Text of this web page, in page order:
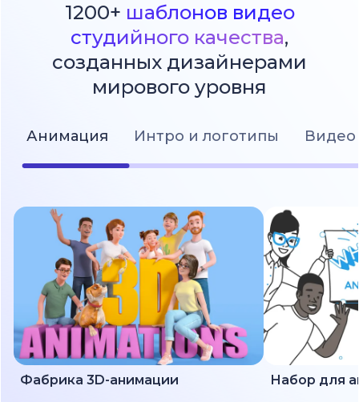
1200+ шаблонов видео
студийного качества,
созданных дизайнерами
мирового уровня
Анимация Интро и логотипы Видео
Фабрика 3D-анимации